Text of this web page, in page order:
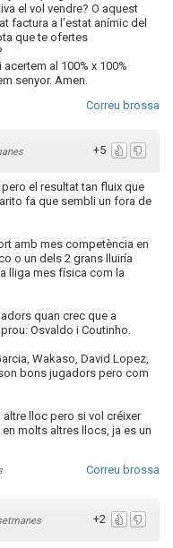
el vol vendre? O aquest
factura a l'estat anímic del
que te ofertes
al 100% x 100%
senyor. Amen.
Correu brossa
+5
el resultat tan fluix que
fa que sembli un fora de
amb mes competència en
o un dels 2 grans lluiría
lliga mes física com la
quan crec que a
Osvaldo i Coutinho.
Wakaso, David Lopez,
bons jugadors pero com
lloc pero si vol créixer
molts altres llocs, ja es un
Correu brossa
+2